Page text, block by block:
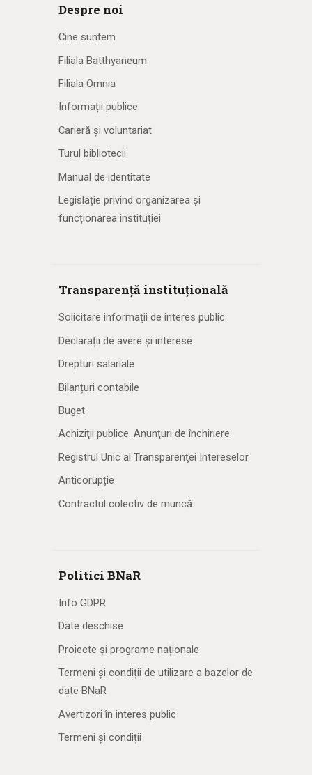
Despre noi
Cine suntem
Filiala Batthyaneum
Filiala Omnia
Informații publice
Carieră și voluntariat
Turul bibliotecii
Manual de identitate
Legislație privind organizarea și
funcționarea instituției
Transparență instituțională
Solicitare informaţii de interes public
Declarații de avere și interese
Drepturi salariale
Bilanțuri contabile
Buget
Achiziţii publice. Anunţuri de închiriere
Registrul Unic al Transparenţei Intereselor
Anticorupție
Contractul colectiv de muncă
Politici BNaR
Info GDPR
Date deschise
Proiecte și programe naționale
Termeni și condiții de utilizare a bazelor de
date BNaR
Avertizori în interes public
Termeni și condiții